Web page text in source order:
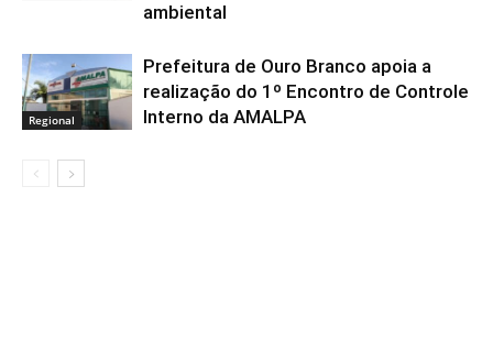
ambiental
Regional
Prefeitura de Ouro Branco apoia a
realização do 1º Encontro de Controle
Interno da AMALPA